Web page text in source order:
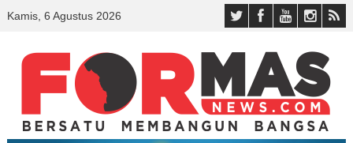
Kamis, 6 Agustus 2026